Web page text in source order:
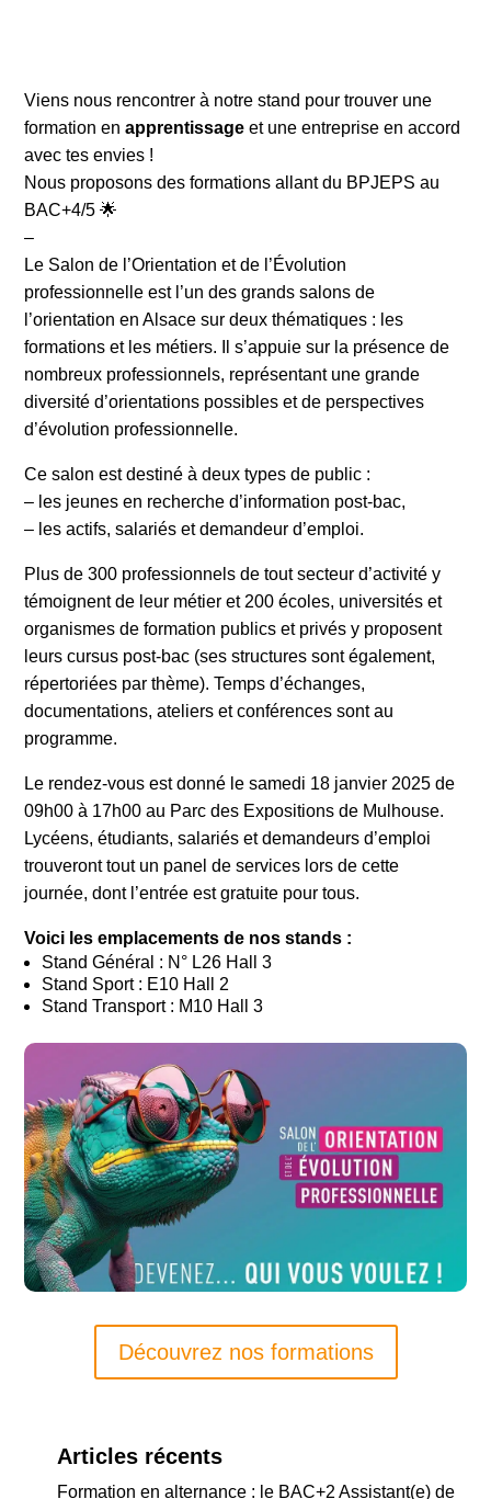
Viens nous rencontrer à notre stand pour trouver une
formation enapprentissage et une entreprise en accord
avec tes envies !
Nous proposons des formations allant du BPJEPS au
BAC+4/5 🌟
–
Le Salon de l’Orientation et de l’Évolution
professionnelle est l’un des grands salons de
l’orientation en Alsace sur deux thématiques : les
formations et les métiers. Il s’appuie sur la présence de
nombreux professionnels, représentant une grande
diversité d’orientations possibles et de perspectives
d’évolution professionnelle.
Ce salon est destiné à deux types de public :
– les jeunes en recherche d’information post-bac,
– les actifs, salariés et demandeur d’emploi.
Plus de 300 professionnels de tout secteur d’activité y
témoignent de leur métier et 200 écoles, universités et
organismes de formation publics et privés y proposent
leurs cursus post-bac (ses structures sont également,
répertoriées par thème). Temps d’échanges,
documentations, ateliers et conférences sont au
programme.
Le rendez-vous est donné le samedi 18 janvier 2025 de
09h00 à 17h00 au Parc des Expositions de Mulhouse.
Lycéens, étudiants, salariés et demandeurs d’emploi
trouveront tout un panel de services lors de cette
journée, dont l’entrée est gratuite pour tous.
Voici les emplacements de nos stands :
Stand Général : N° L26 Hall 3
Stand Sport : E10 Hall 2
Stand Transport : M10 Hall 3
Découvrez nos formations
Articles récents
Formation en alternance : le BAC+2 Assistant(e) de